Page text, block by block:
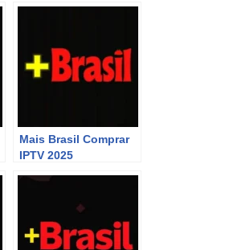
Mais Brasil Comprar
IPTV 2025